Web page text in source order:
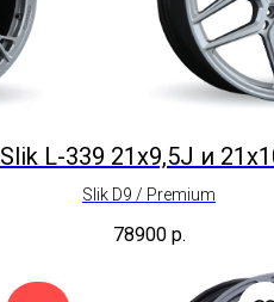
Slik L-339 21x9,5J и
Slik D9 / Premium
78900 р.